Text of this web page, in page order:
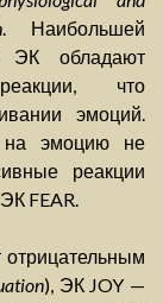
. Наибольшей
ЭК обладают
что
эмоций.
на эмоцию не
реакции
FEAR.
отрицательным
), ЭК JOY —